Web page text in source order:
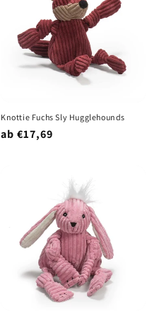
Knottie Fuchs Sly Hugglehounds
Normaler
ab €17,69